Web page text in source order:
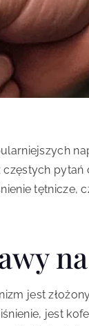
pytań
tętnicze,
jest
jest